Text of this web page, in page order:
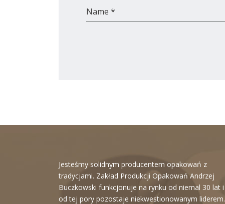
Name *
Jesteśmy solidnym producentem opakowań z
tradycjami. Zakład Produkcji Opakowań Andrzej
Buczkowski funkcjonuje na rynku od niemal 30 lat i
od tej pory pozostaje niekwestionowanym liderem.